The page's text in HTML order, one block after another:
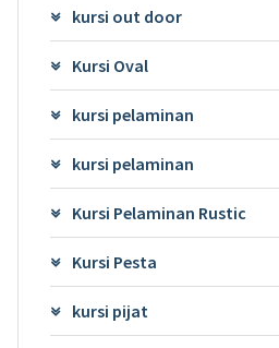
kursi out door
Kursi Oval
kursi pelaminan
kursi pelaminan
Kursi Pelaminan Rustic
Kursi Pesta
kursi pijat